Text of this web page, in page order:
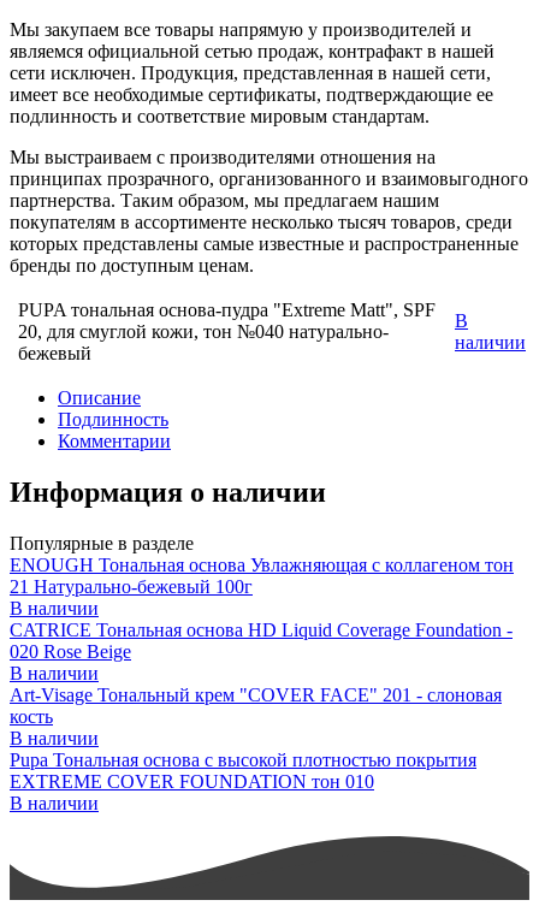
Мы закупаем все товары напрямую у производителей и
являемся официальной сетью продаж, контрафакт в нашей
сети исключен. Продукция, представленная в нашей сети,
имеет все необходимые сертификаты, подтверждающие ее
подлинность и соответствие мировым стандартам.
Мы выстраиваем с производителями отношения на
принципах прозрачного, организованного и взаимовыгодного
партнерства. Таким образом, мы предлагаем нашим
покупателям в ассортименте несколько тысяч товаров, среди
которых представлены самые известные и распространенные
бренды по доступным ценам.
PUPA тональная основа-пудра "Extreme Matt", SPF
20, для смуглой кожи, тон №040 натурально-
бежевый
В
наличии
Описание
Подлинность
Комментарии
Информация о наличии
Популярные в разделе
ENOUGH Тональная основа Увлажняющая с коллагеном тон
21 Натурально-бежевый 100г
В наличии
CATRICE Тональная основа HD Liquid Coverage Foundation -
020 Rose Beige
В наличии
Art-Visage Тональный крем "COVER FACE" 201 - слоновая
кость
В наличии
Pupa Тональная основа с высокой плотностью покрытия
EXTREME COVER FOUNDATION тон 010
В наличии